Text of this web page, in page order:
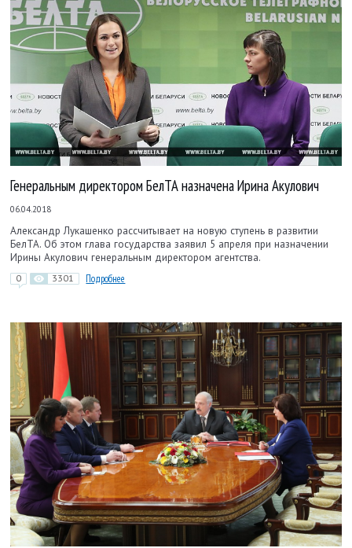
Генеральным директором БелТА назначена Ирина Акулович
06.04.2018
Александр Лукашенко рассчитывает на новую ступень в развитии
БелТА. Об этом глава государства заявил 5 апреля при назначении
Ирины Акулович генеральным директором агентства.
0 3301 Подробнее